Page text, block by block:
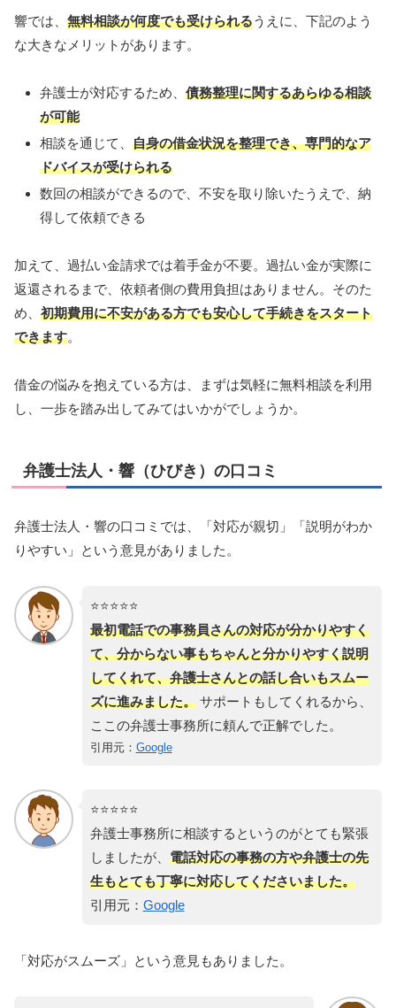
響では、 無料相談が何度でも受けられるうえに、下記のよう
な大きなメリットがあります。
弁護士が対応するため、 債務整理に関するあらゆる相談
が可能
相談を通じて、 自身の借金状況を整理でき、専門的なア
ドバイスが受けられる
数回の相談ができるので、不安を取り除いたうえで、納
得して依頼できる
加えて、過払い金請求では着手金が不要。過払い金が実際に
返還されるまで、依頼者側の費用負担はありません。そのた
め、 初期費用に不安がある方でも安心して手続きをスタート
できます。
借金の悩みを抱えている方は、まずは気軽に無料相談を利用
し、一歩を踏み出してみてはいかがでしょうか。
弁護士法人・響（ひびき）の口コミ
弁護士法人・響の口コミでは、「対応が親切」「説明がわか
りやすい」という意見がありました。
⭐️⭐️⭐️⭐️⭐️
最初電話での事務員さんの対応が分かりやすく
て、分からない事もちゃんと分かりやすく説明
してくれて、弁護士さんとの話し合いもスムー
ズに進みました。サポートもしてくれるから、
ここの弁護士事務所に頼んで正解でした。
引用元： Google
⭐️⭐️⭐️⭐️⭐️
弁護士事務所に相談するというのがとても緊張
しましたが、 電話対応の事務の方や弁護士の先
生もとても丁寧に対応してくださいました。
引用元： Google
「対応がスムーズ」という意見もありました。